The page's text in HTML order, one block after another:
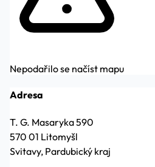
Nepodařilo se načíst mapu
Adresa
T. G. Masaryka 590
570 01 Litomyšl
Svitavy, Pardubický kraj